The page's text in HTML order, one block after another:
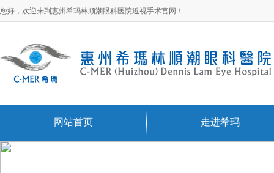
您好，欢迎来到惠州希玛林顺潮眼科医院近视手术官网！
网站首页 走进希玛